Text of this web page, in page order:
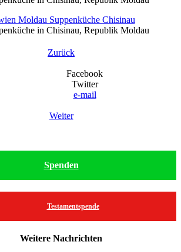
in Chisinau, Republik Moldau
Zurück
Facebook
Twitter
e-mail
Weiter
Spenden
Testamentspende
Weitere Nachrichten